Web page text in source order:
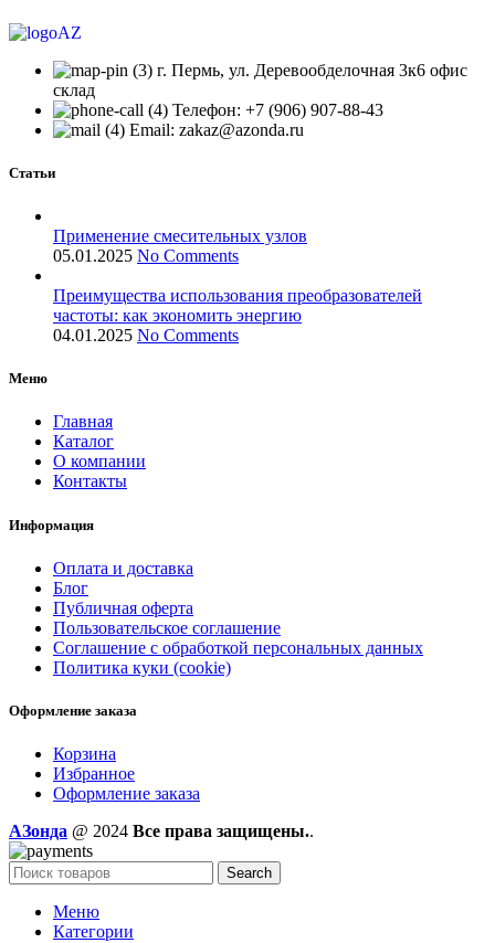
г. Пермь, ул. Деревообделочная 3к6 офис
склад
Телефон: +7 (906) 907-88-43
Email: zakaz@azonda.ru
Статьи
Применение смесительных узлов
05.01.2025 No Comments
Преимущества использования преобразователей
частоты: как экономить энергию
04.01.2025 No Comments
Меню
Главная
Каталог
О компании
Контакты
Информация
Оплата и доставка
Блог
Публичная оферта
Пользовательское соглашение
Соглашение с обработкой персональных данных
Политика куки (cookie)
Оформление заказа
Корзина
Избранное
Оформление заказа
AЗонда @ 2024 Все права защищены..
Search
Меню
Категории